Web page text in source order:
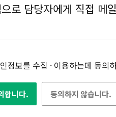
로 담당자에게 직접 메
정보를 수집 · 이용하는데 동의
합니다. 동의하지 않습니다.